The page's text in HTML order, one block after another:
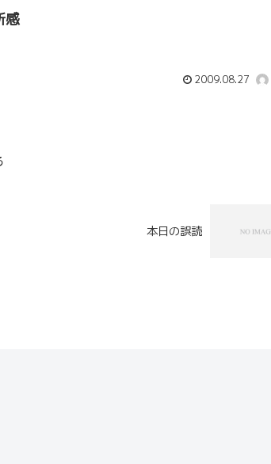
感
2009.08.27
本日の誤読